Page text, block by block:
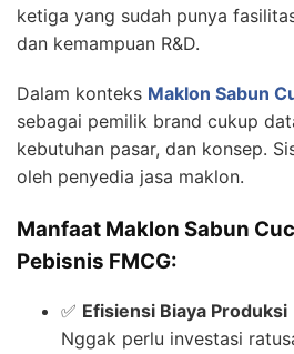
ketiga yang sudah punya
dan kemampuan R&D.
Dalam konteks Maklon Sabun
sebagai pemilik brand cukup
kebutuhan pasar, dan konsep.
oleh penyedia jasa maklon.
Manfaat Maklon Sabun
Pebisnis FMCG:
✅ Efisiensi Biaya Produksi
Nggak perlu investasi